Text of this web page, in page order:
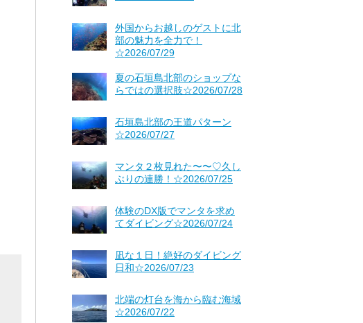
外国からお越しのゲストに北
部の魅力を全力で！
☆2026/07/29
夏の石垣島北部のショップな
らではの選択肢☆2026/07/28
石垣島北部の王道パターン
☆2026/07/27
マンタ２枚見れた〜〜♡久し
ぶりの連勝！☆2026/07/25
体験のDX版でマンタを求め
てダイビング☆2026/07/24
凪な１日！絶好のダイビング
日和☆2026/07/23
北端の灯台を海から臨む海域
☆2026/07/22